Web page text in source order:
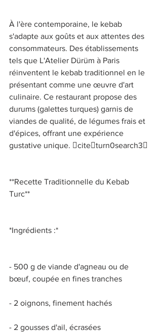
À l'ère contemporaine, le kebab
s'adapte aux goûts et aux attentes des
consommateurs. Des établissements
tels que L'Atelier Dürüm à Paris
réinventent le kebab traditionnel en le
présentant comme une œuvre d'art
culinaire. Ce restaurant propose des
durums (galettes turques) garnis de
viandes de qualité, de légumes frais et
d'épices, offrant une expérience
gustative unique. citeturn0search3
**Recette Traditionnelle du Kebab
Turc**
*Ingrédients :*
- 500 g de viande d'agneau ou de
bœuf, coupée en fines tranches
- 2 oignons, finement hachés
- 2 gousses d'ail, écrasées